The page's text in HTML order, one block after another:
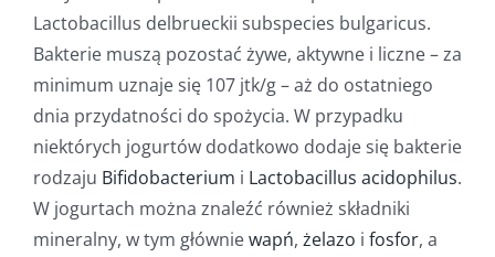
Lactobacillus delbrueckii subspecies bulgaricus.
Bakterie muszą pozostać żywe, aktywne i liczne – za
minimum uznaje się 107 jtk/g – aż do ostatniego
dnia przydatności do spożycia. W przypadku
niektórych jogurtów dodatkowo dodaje się bakterie
rodzaju Bifidobacterium i Lactobacillus acidophilus.
W jogurtach można znaleźć również składniki
mineralny, w tym główniewapń, żelazo i fosfor, a